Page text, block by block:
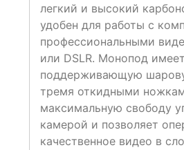
легкий и высокий
удобен для работы с
профессиональными
или DSLR. Монопод
поддерживающую
тремя откидными
максимальную свободу
камерой и позволяет
качественное видео в